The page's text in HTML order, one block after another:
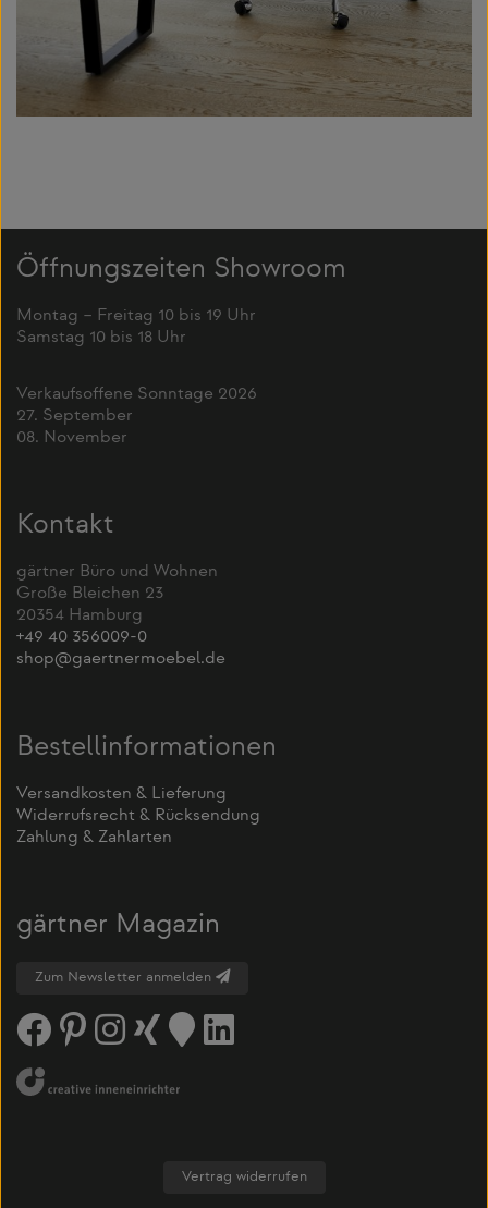
Öffnungszeiten Showroom
Montag – Freitag 10 bis 19 Uhr
Samstag 10 bis 18 Uhr
Verkaufsoffene Sonntage 2026
27. September
08. November
Kontakt
gärtner Büro und Wohnen
Große Bleichen 23
20354 Hamburg
+49 40 356009-0
shop@gaertnermoebel.de
Bestellinformationen
Versandkosten & Lieferung
Widerrufsrecht & Rücksendung
Zahlung & Zahlarten
gärtner Magazin
Zum Newsletter anmelden
Vertrag widerrufen